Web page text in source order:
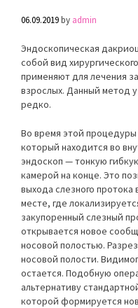
06.09.2019by admin
Эндоскопическая
собой вид
применяют для лечения
взрослых. Данный метод
редко.
Во время этой процедуры
который находится во
эндоскоп — тонкую
камерой на конце. Это
выхода слезного
месте, где
закупоренный слезный
открывается новое
носовой полостью.
носовой полости.
остается. Подобную
альтернативу
которой формируется